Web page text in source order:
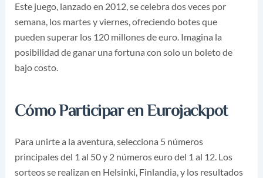
Este juego, lanzado en 2012, se celebra dos veces por
semana, los martes y viernes, ofreciendo botes que
pueden superar los 120 millones de euro. Imagina la
posibilidad de ganar una fortuna con solo un boleto de
bajo costo.
Cómo Participar en Eurojackpot
Para unirte a la aventura, selecciona 5 números
principales del 1 al 50 y 2 números euro del 1 al 12. Los
sorteos se realizan en Helsinki, Finlandia, y los resultados